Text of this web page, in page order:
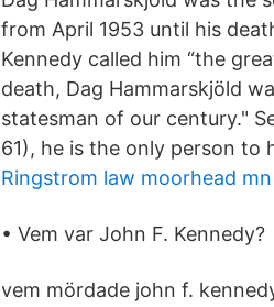
from April 1953 until his
Kennedy called him “the
death, Dag Hammarskjöld
statesman of our century."
61), he is the only person to
Ringstrom law moorhead mn
• Vem var John F. Kennedy?
vem mördade john f.